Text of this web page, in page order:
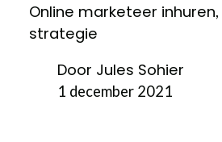
Online marketeer inhuren,
strategie
Door Jules Sohier
1 december 2021